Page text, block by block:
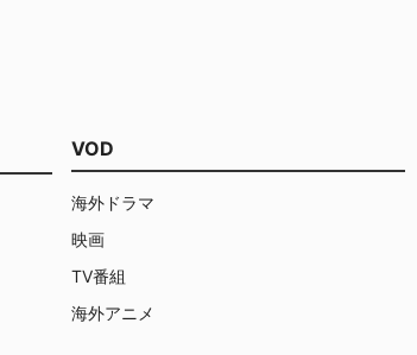
VOD
海外ドラマ
映画
TV番組
海外アニメ